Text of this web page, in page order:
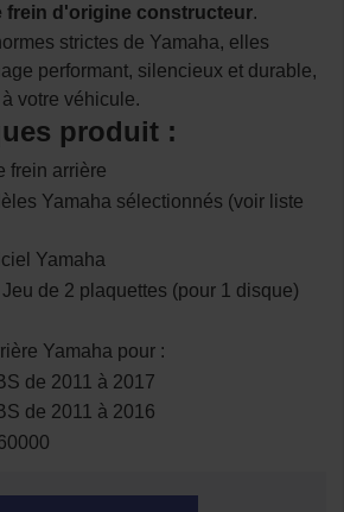
frein d'origine constructeur.
strictes de Yamaha, elles
performant, silencieux et durable,
votre véhicule.
produit :
frein arrière
Yamaha sélectionnés (voir liste
Yamaha
Jeu de 2 plaquettes (pour 1 disque)
Yamaha pour :
2011 à 2017
2011 à 2016